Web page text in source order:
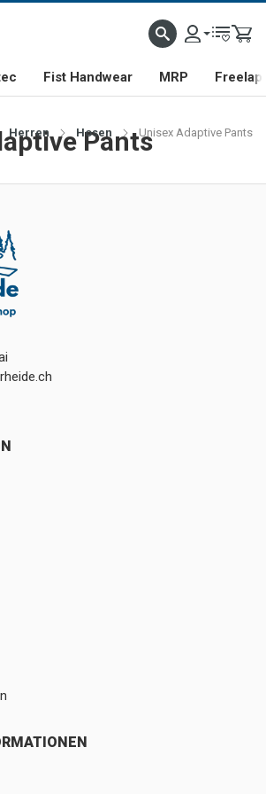
Fist Handwear MRP Freelap
Herren Hosen Unisex Adaptive Pants
Pants